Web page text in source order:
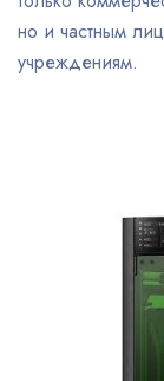
но и частным
учреждениям.